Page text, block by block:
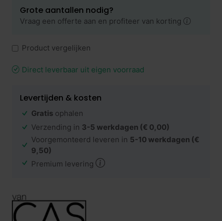
Grote aantallen nodig?
Vraag een offerte aan en profiteer van korting
Product vergelijken
Direct leverbaar uit eigen voorraad
Levertijden & kosten
Gratis ophalen
Verzending in 3-5 werkdagen (€ 0,00)
Voorgemonteerd leveren in 5-10 werkdagen (€
9,50)
Premium levering